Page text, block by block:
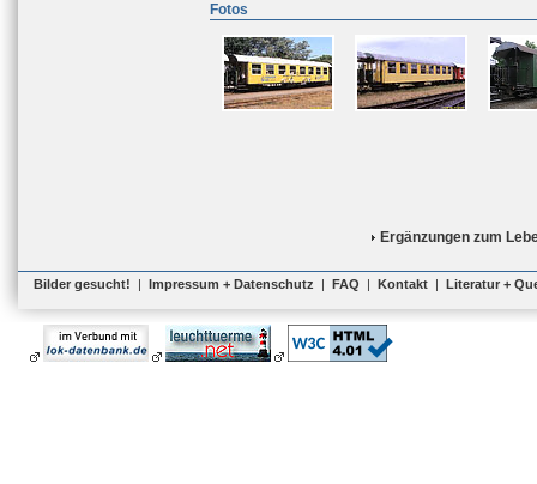
Fotos
Ergänzungen zum
Bilder gesucht! | Impressum + Datenschutz | FAQ | Kontakt | Literatur +